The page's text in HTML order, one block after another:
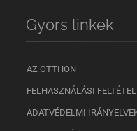
Gyors linkek
AZ OTTHON
FELHASZNÁLÁSI
ADATVÉDELMI